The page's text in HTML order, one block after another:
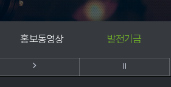
발전기금 호서신문고